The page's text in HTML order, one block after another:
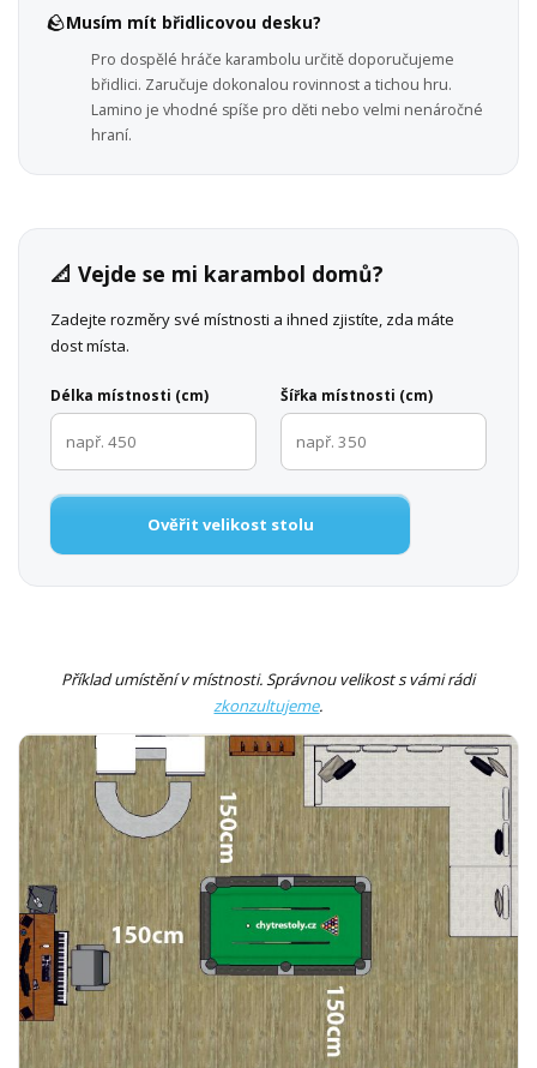
🪨Musím mít břidlicovou desku?
Pro dospělé hráče karambolu určitě doporučujeme
břidlici. Zaručuje dokonalou rovinnost a tichou hru.
Lamino je vhodné spíše pro děti nebo velmi nenáročné
hraní.
📐 Vejde se mi karambol domů?
Zadejte rozměry své místnosti a ihned zjistíte, zda máte
dost místa.
Délka místnosti (cm) Šířka místnosti (cm)
Ověřit velikost stolu
Příklad umístění v místnosti. Správnou velikost s vámi rádi
zkonzultujeme.